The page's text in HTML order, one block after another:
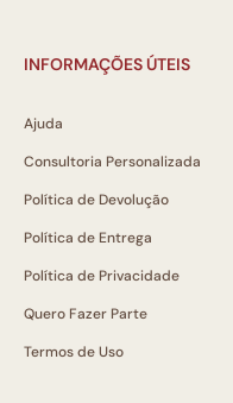
INFORMAÇÕES ÚTEIS
Ajuda
Consultoria Personalizada
Política de Devolução
Política de Entrega
Política de Privacidade
Quero Fazer Parte
Termos de Uso